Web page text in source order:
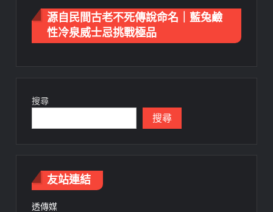
源自民間古老不死傳說命名｜藍兔鹼
性冷泉威士忌挑戰極品
搜尋
搜尋
友站連結
透傳媒